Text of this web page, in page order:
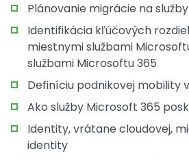
Plánovanie migrácie na
Identifikácia kľúčových
miestnymi službami
službami Microsoftu 365
Definíciu podnikovej mobility
Ako služby Microsoft 365
Identity, vrátane cloudovej,
identity